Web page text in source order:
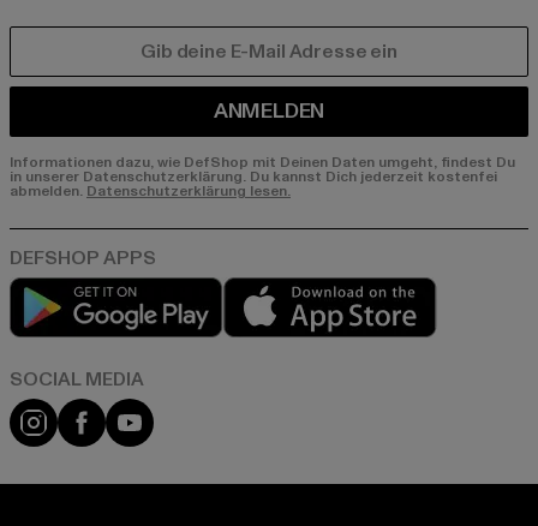
ANMELDEN
Informationen dazu, wie DefShop mit Deinen Daten umgeht, findest Du
in unserer Datenschutzerklärung. Du kannst Dich jederzeit kostenfei
abmelden. Datenschutzerklärung lesen.
Play market
Instagram
FacebookYouTube